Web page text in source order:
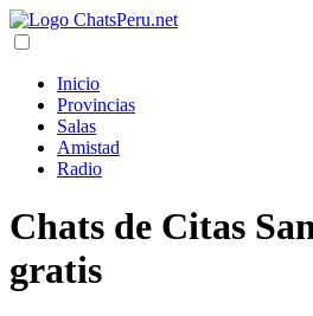
Inicio
Provincias
Salas
Amistad
Radio
Chats de Citas
gratis